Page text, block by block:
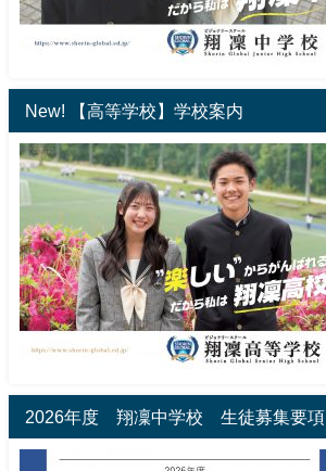
New! 【高等学校】学校案内
2026年度 翔凜中学校 生徒募集要項